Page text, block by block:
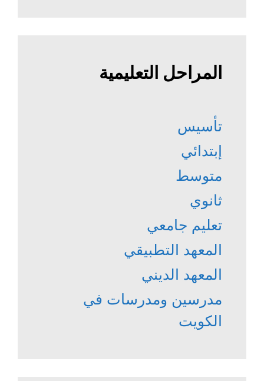
المراحل التعليمية
تأسيس
إبتدائي
متوسط
ثانوي
تعليم جامعي
المعهد التطبيقي
المعهد الديني
مدرسين ومدرسات في
الكويت